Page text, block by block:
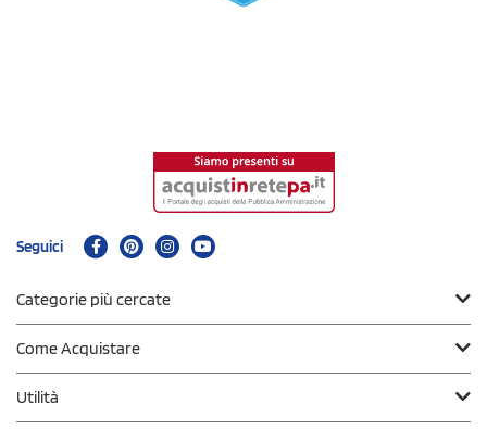
Seguici
Categorie più cercate
Come Acquistare
Utilità